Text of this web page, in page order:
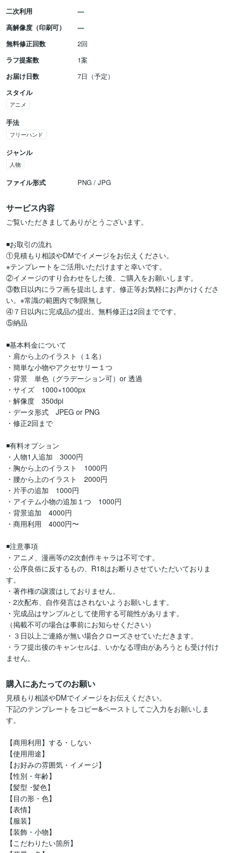
二次利用
高解像度（印刷可）
無料修正回数
2回
ラフ提案数
1案
お届け日数
7日（予定）
スタイル
アニメ
手法
フリーハンド
ジャンル
人物
ファイル形式 PNG / JPG
サービス内容
ご覧いただきましてありがとうございます。
◾️お取引の流れ
①見積もり相談やDMでイメージをお伝えください。
※テンプレートをご活用いただけますと幸いです。
②イメージのすり合わせをした後、ご購入をお願いします。
③数日以内にラフ画を提出します。修正等お気軽にお声かけくださ
い。※常識の範囲内で制限無し
④７日以内に完成品の提出。無料修正は2回までです。
⑤納品
◾️基本料金について
・肩から上のイラスト（１名）
・簡単な小物やアクセサリー１つ
・背景　単色（グラデーション可）or 透過
・サイズ　1000×1000px
・解像度　350dpi
・データ形式　JPEG or PNG
・修正2回まで
◾️有料オプション
・人物1人追加　3000円
・胸から上のイラスト　1000円
・腰から上のイラスト　2000円
・片手の追加　1000円
・アイテム小物の追加１つ　1000円
・背景追加　4000円
・商用利用　4000円〜
◾️注意事項
・アニメ、漫画等の2次創作キャラは不可です。
・公序良俗に反するもの、R18はお断りさせていただいておりま
す。
・著作権の譲渡はしておりません。
・2次配布、自作発言はされないようお願いします。
・完成品はサンプルとして使用する可能性があります。
（掲載不可の場合は事前にお知らせください）
・３日以上ご連絡が無い場合クローズさせていただきます。
・ラフ提出後のキャンセルは、いかなる理由があろうとも受け付け
ません。
購入にあたってのお願い
見積もり相談やDMでイメージをお伝えください。
下記のテンプレートをコピー&ペーストしてご入力をお願いしま
す。
【商用利用】する・しない
【使用用途】
【お好みの雰囲気・イメージ】
【性別・年齢】
【髪型 ･髪色】
【目の形・色】
【表情】
【服装】
【装飾・小物】
【こだわりたい箇所】